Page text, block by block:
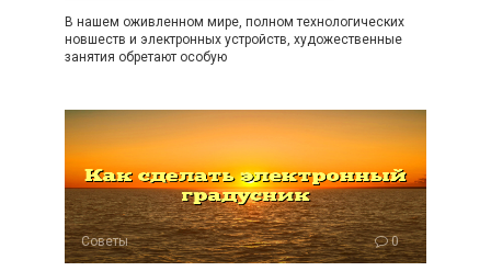
В нашем оживленном мире, полном технологических
новшеств и электронных устройств, художественные
занятия обретают особую
Советы 0